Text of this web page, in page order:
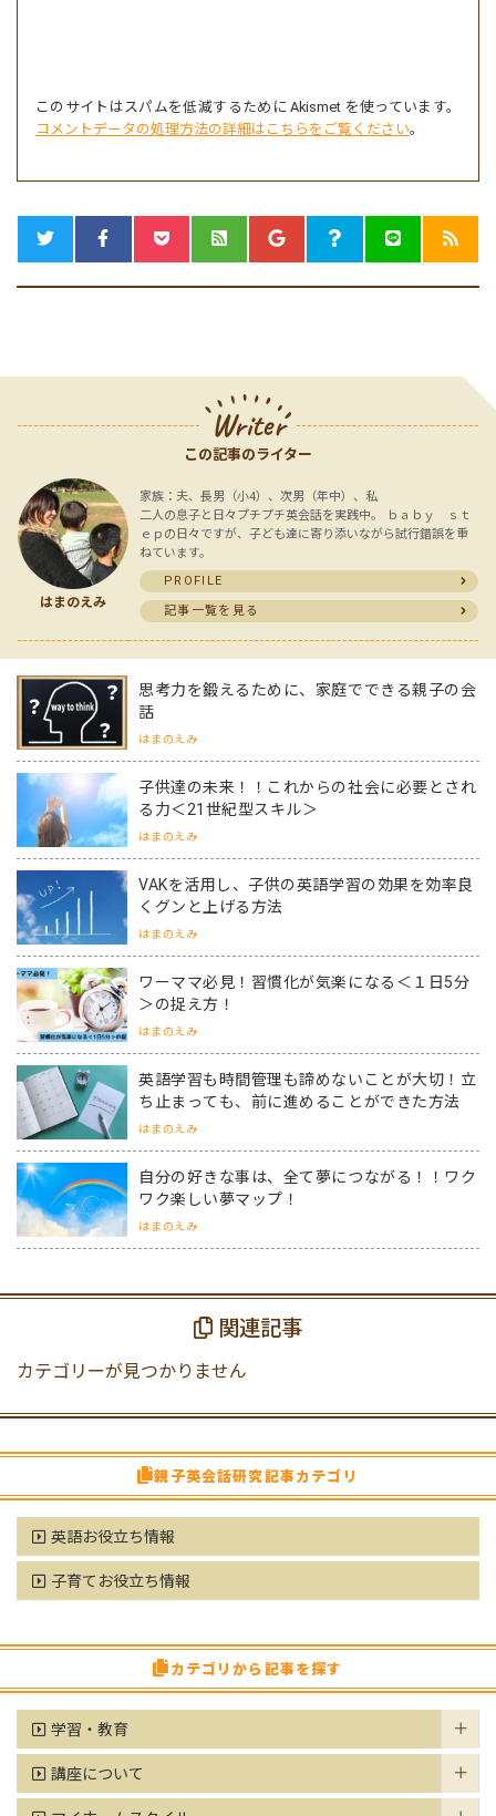
このサイトはスパムを低減するために Akismet を使っています。
コメントデータの処理方法の詳細はこちらをご覧ください。
Writer
この記事のライター
はまのえみ
家族：夫、長男（小4）、次男（年中）、私
二人の息子と日々プチプチ英会話を実践中。 ｂａｂｙ ｓｔ
ｅｐの日々ですが、子ども達に寄り添いながら試行錯誤を重
ねています。
PROFILE
記事一覧を見る
思考力を鍛えるために、家庭でできる親子の会
話
はまのえみ
子供達の未来！！これからの社会に必要とされ
る力＜21世紀型スキル＞
はまのえみ
VAKを活用し、子供の英語学習の効果を効率良
くグンと上げる方法
はまのえみ
ワーママ必見！習慣化が気楽になる＜１日5分
＞の捉え方！
はまのえみ
英語学習も時間管理も諦めないことが大切！立
ち止まっても、前に進めることができた方法
はまのえみ
自分の好きな事は、全て夢につながる！！ワク
ワク楽しい夢マップ！
はまのえみ
関連記事
カテゴリーが見つかりません
親子英会話研究記事カテゴリ
英語お役立ち情報
子育てお役立ち情報
カテゴリから記事を探す
学習・教育
講座について